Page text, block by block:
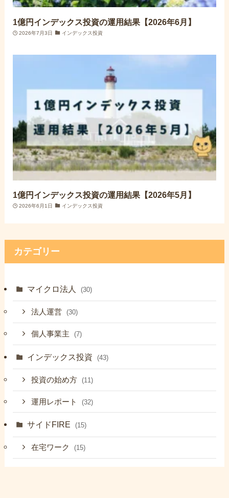
1億円インデックス投資の運用結果【2026年6月】
2026年7月3日 インデックス投資
1億円インデックス投資の運用結果【2026年5月】
2026年6月1日 インデックス投資
カテゴリー
マイクロ法人 (30)
法人運営 (30)
個人事業主 (7)
インデックス投資 (43)
投資の始め方 (11)
運用レポート (32)
サイドFIRE (15)
在宅ワーク (15)